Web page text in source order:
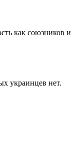
как союзников и
украинцев нет.